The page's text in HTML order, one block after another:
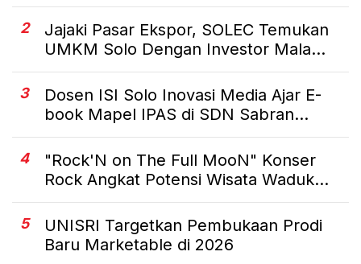
2
Jajaki Pasar Ekspor, SOLEC Temukan
UMKM Solo Dengan Investor Mala...
3
Dosen ISI Solo Inovasi Media Ajar E-
book Mapel IPAS di SDN Sabran...
4
"Rock'N on The Full MooN" Konser
Rock Angkat Potensi Wisata Waduk...
5
UNISRI Targetkan Pembukaan Prodi
Baru Marketable di 2026